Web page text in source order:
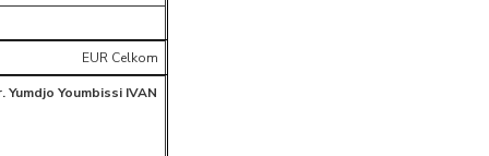
EUR Celkom
Yumdjo Youmbissi IVAN